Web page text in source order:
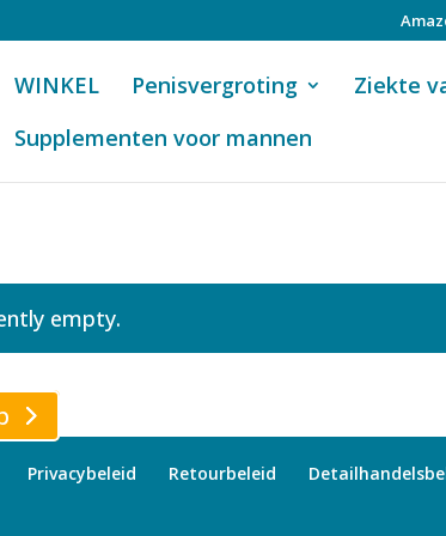
WINKEL Penisvergroting Ziekte
Supplementen voor mannen
empty.
Privacybeleid Retourbeleid